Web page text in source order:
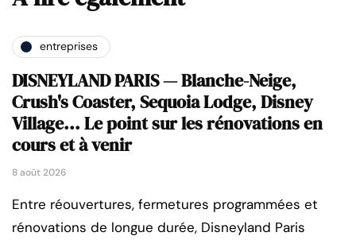
entreprises
DISNEYLAND PARIS — Blanche-Neige,
Crush's Coaster, Sequoia Lodge, Disney
Village... Le point sur les rénovations en
cours et à venir
8 août 2026
Entre réouvertures, fermetures programmées et
rénovations de longue durée, Disneyland Paris